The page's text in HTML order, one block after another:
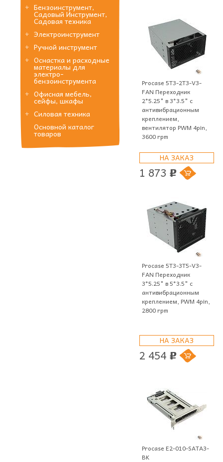
Бензоинструмент,
Садовый Инструмент,
Садовая техника
Электроинструмент
Ручной инструмент
Оснастка и расходные
материалы для
электро-
бензоинструмента
Офисная мебель,
сейфы, шкафы
Силовая техника
Основной каталог
товаров
Procase 5T3-2T3-V3-
FAN Переходник
2*5.25" в 3*3.5" с
антивибрационным
креплением,
вентилятор PWM 4pin,
3600 rpm
НА ЗАКАЗ
1 873 p
Procase 5T3-3T5-V3-
FAN Переходник
3*5.25" в 5*3.5" с
антивибрационным
креплением, PWM 4pin,
2800 rpm
НА ЗАКАЗ
2 454 p
Procase E2-010-SATA3-
BK